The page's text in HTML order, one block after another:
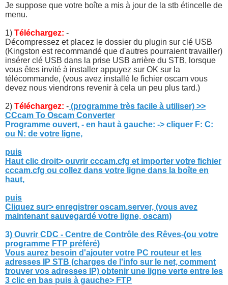
Je suppose que votre boîte a mis à jour de la stb étincelle de
menu.
1) Téléchargez: -
Décompressez et placez le dossier du plugin sur clé USB
(Kingston est recommandé que d'autres pourraient travailler)
insérer clé USB dans la prise USB arrière du STB, lorsque
vous êtes invité à installer appuyez sur OK sur la
télécommande, (vous avez installé le fichier oscam vous
devez nous viendrons revenir à cela un peu plus tard.)
2) Téléchargez: - (programme très facile à utiliser) >>
CCcam To Oscam Converter
Programme ouvert, - en haut à gauche: -> cliquer F: C:
ou N: de votre ligne,
puis
Haut clic droit> ouvrir cccam.cfg et importer votre fichier
cccam.cfg ou collez dans votre ligne dans la boîte en
haut,
puis
Cliquez sur> enregistrer oscam.server, (vous avez
maintenant sauvegardé votre ligne, oscam)
3) Ouvrir CDC - Centre de Contrôle des Rêves-(ou votre
programme FTP préféré)
Vous aurez besoin d'ajouter votre PC routeur et les
adresses IP STB (charges de l'info sur le net, comment
trouver vos adresses IP) obtenir une ligne verte entre les
3 clic en bas puis à gauche> FTP